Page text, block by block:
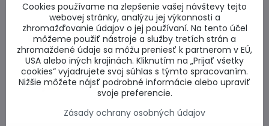
Bezpečný nákup Najlepšie ceny
Rýchlo a včas Celé Slovensko
Cookies používame na zlepšenie vašej návštevy tejto
webovej stránky, analýzu jej výkonnosti a
zhromažďovanie údajov o jej používaní. Na tento účel
môžeme použiť nástroje a služby tretích strán a
zhromaždené údaje sa môžu preniesť k partnerom v EÚ,
USA alebo iných krajinách. Kliknutím na „Prijať všetky
cookies“ vyjadrujete svoj súhlas s týmto spracovaním.
Nižšie môžete nájsť podrobné informácie alebo upraviť
svoje preferencie.
Zásady ochrany osobných údajov